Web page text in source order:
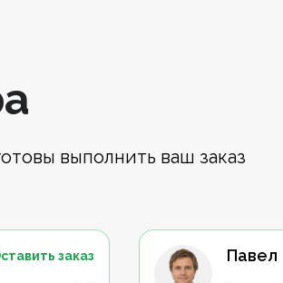
выполнить ваш заказ
заказ Павел